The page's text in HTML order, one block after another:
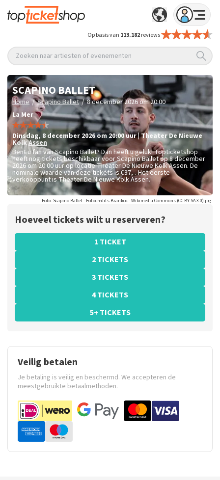
Op basis van 113.182reviews
Zoeken naar artiesten of evenementen
SCAPINO BALLET
Home / Scapino Ballet / 8 december 2026 om 20:00
La Mer
dinsdag, 8 december 2026 om 20:00 uur|Theater De Nieuwe
KolkAssen
Bent u fan van Scapino Ballet? Dan heeft u geluk! Topticketshop
heeft nog tickets beschikbaar voor Scapino Ballet op 8 december
2026 om 20:00 uur op locatie Theater De Nieuwe Kolk Assen. De
nominale waarde van deze tickets is€37,-. Het eerste
verkooppunt is Theater De Nieuwe Kolk Assen.
Foto: Scapino Ballet - Fotocredits Brankoc - Wikimedia Commons (CC BY-SA 3.0).jpg
Hoeveel tickets wilt u reserveren?
1 TICKET
2 TICKETS
3 TICKETS
4 TICKETS
5+ TICKETS
Veilig betalen
Je betaling is veilig en beschermd. We accepteren de
meestgebruikte betaalmethoden.